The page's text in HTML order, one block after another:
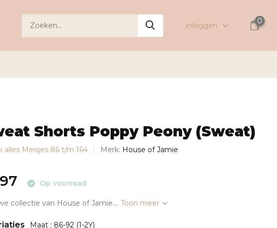
Inloggen
0
Shorts Poppy Peony (Sweat)
alles Meisjes 86 t/m 164 Merk: House of Jamie
Op voorraad
collectie van House of Jamie....Toon meer
Maat : 86-92 (1-2Y)